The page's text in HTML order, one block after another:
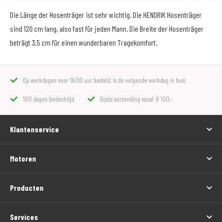
Die Länge der Hosenträger ist sehr wichtig. Die HENDRIK Hosenträger
sind 120 cm lang, also fast für jeden Mann. Die Breite der Hosenträger
beträgt 3,5 cm für einen wunderbaren Tragekomfort.
Op werkdagen voor 16:00 uur besteld, is de volgende werkdag in huis
100 dagen bedenktijd Gratis verzending vanaf € 100,-
Klantenservice
Motoren
Producten
Services